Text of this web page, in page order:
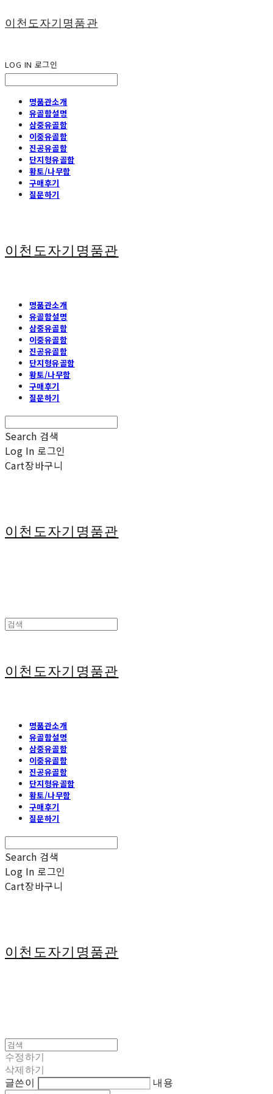
이천도자기명품관
LOG IN 로그인
명품관소개
유골함설명
삼중유골함
이중유골함
진공유골함
단지형유골함
황토/나무함
구매후기
질문하기
이천도자기명품관
명품관소개
유골함설명
삼중유골함
이중유골함
진공유골함
단지형유골함
황토/나무함
구매후기
질문하기
Search 검색
Log In 로그인
Cart장바구니
이천도자기명품관
이천도자기명품관
명품관소개
유골함설명
삼중유골함
이중유골함
진공유골함
단지형유골함
황토/나무함
구매후기
질문하기
Search 검색
Log In 로그인
Cart장바구니
이천도자기명품관
수정하기
삭제하기
글쓴이
내용